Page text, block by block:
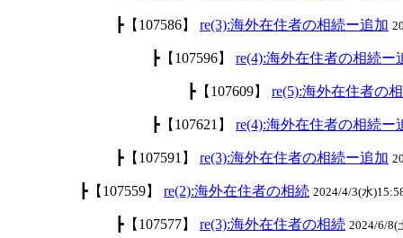
┣【107586】 re(3):海外在住者の相続ー追加
┣【107596】 re(4):海外在住者の相続ー
┣【107609】 re(5):海外在住者の
┣【107621】 re(4):海外在住者の相続ー
┣【107591】 re(3):海外在住者の相続ー追加
┣【107559】 re(2):海外在住者の相続 2024/4/3(水
┣【107577】 re(3):海外在住者の相続 2024/6/8(